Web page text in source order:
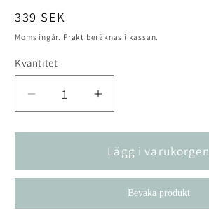
Ordinarie
pris
339 SEK
Moms ingår. Frakt beräknas i kassan.
Kvantitet
Kvantitet
Minska
kvantitet
för
Fish
Öka
kvantitet
för
Skål
Fish
pack
Lägg i varukorgen
Bevaka produkt